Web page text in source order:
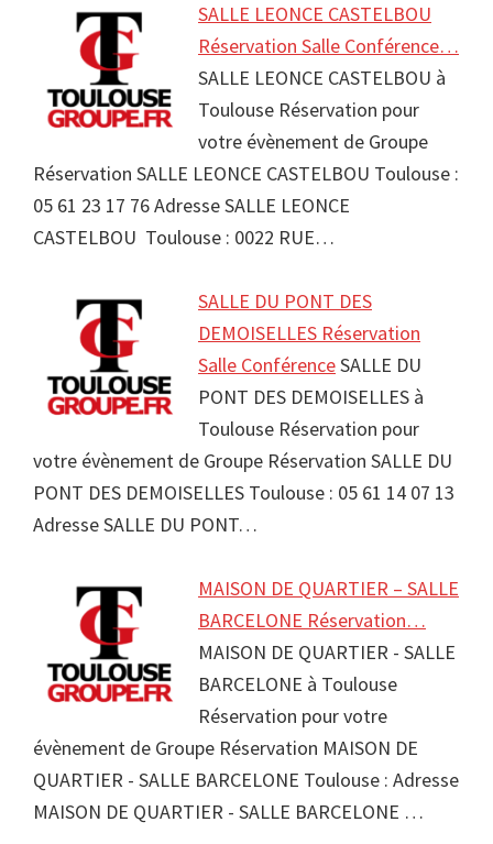
SALLE LEONCE CASTELBOU
Réservation Salle Conférence…
SALLE LEONCE CASTELBOU à
Toulouse Réservation pour
votre évènement de Groupe
Réservation SALLE LEONCE CASTELBOU Toulouse :
05 61 23 17 76 Adresse SALLE LEONCE
CASTELBOU Toulouse : 0022 RUE…
SALLE DU PONT DES
DEMOISELLES Réservation
Salle ConférenceSALLE DU
PONT DES DEMOISELLES à
Toulouse Réservation pour
votre évènement de Groupe Réservation SALLE DU
PONT DES DEMOISELLES Toulouse : 05 61 14 07 13
Adresse SALLE DU PONT…
MAISON DE QUARTIER – SALLE
BARCELONE Réservation…
MAISON DE QUARTIER - SALLE
BARCELONE à Toulouse
Réservation pour votre
évènement de Groupe Réservation MAISON DE
QUARTIER - SALLE BARCELONE Toulouse : Adresse
MAISON DE QUARTIER - SALLE BARCELONE …